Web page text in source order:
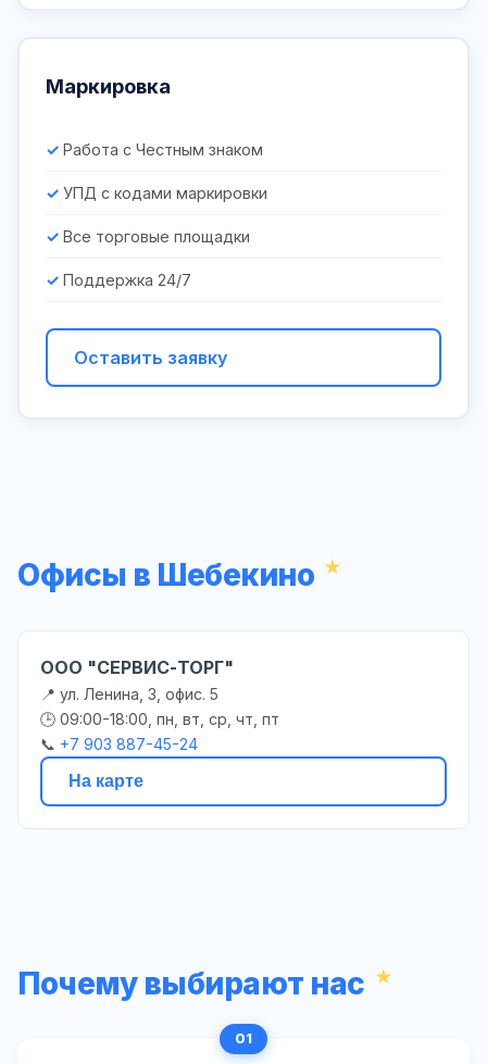
Маркировка
Работа с Честным знаком
УПД с кодами маркировки
Все торговые площадки
Поддержка 24/7
Оставить заявку
Офисы в Шебекино
ООО "СЕРВИС-ТОРГ"
📍 ул. Ленина, 3, офис. 5
🕒 09:00-18:00, пн, вт, ср, чт, пт
📞 +7 903 887-45-24
На карте
Почему выбирают нас